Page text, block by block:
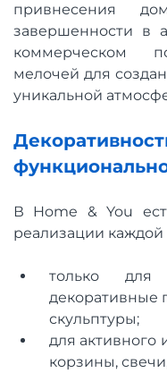
привнесения
завершенности в
коммерческом
мелочей для
уникальной
В Home & You
реализации каждой
только
декоративные
скульптуры;
для активного
корзины,